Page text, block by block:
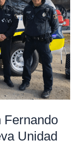
Fernando
Unidad